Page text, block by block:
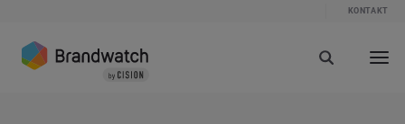
KONTAKT